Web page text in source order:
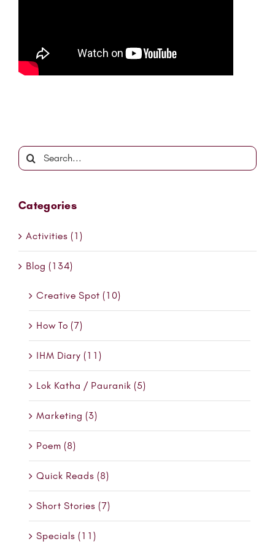
You must be
Search
for:
Categories
Activities (1)
Blog (134)
Creative Spot (10)
How To (7)
IHM Diary (11)
Lok Katha / Pauranik (5)
Marketing (3)
Poem (8)
Quick Reads (8)
Short Stories (7)
Specials (11)